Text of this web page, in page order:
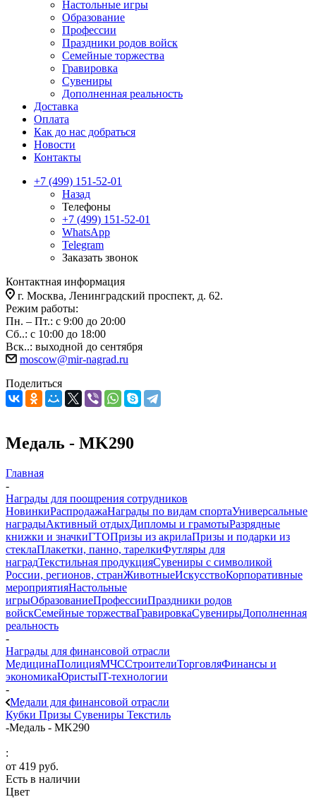
Настольные игры
Образование
Профессии
Праздники родов войск
Семейные торжества
Гравировка
Сувениры
Дополненная реальность
Доставка
Оплата
Как до нас добраться
Новости
Контакты
+7 (499) 151-52-01
Назад
Телефоны
+7 (499) 151-52-01
WhatsApp
Telegram
Заказать звонок
Контактная информация
г. Москва, Ленинградский проспект, д. 62.
Режим работы:
Пн. – Пт.: с 9:00 до 20:00
Сб..: с 10:00 до 18:00
Вск..: выходной до сентября
moscow@mir-nagrad.ru
Поделиться
Медаль - MK290
Главная
-
Награды для поощрения сотрудников
НовинкиРаспродажаНаграды по видам спортаУниверсальные
наградыАктивный отдыхДипломы и грамотыРазрядные
книжки и значкиГТОПризы из акрилаПризы и подарки из
стеклаПлакетки, панно, тарелкиФутляры для
наградТекстильная продукцияСувениры с символикой
России, регионов, странЖивотныеИскусствоКорпоративные
мероприятияНастольные
игрыОбразованиеПрофессииПраздники родов
войскСемейные торжестваГравировкаСувенирыДополненная
реальность
-
Награды для финансовой отрасли
МедицинаПолицияМЧССтроителиТорговляФинансы и
экономикаЮристыIT-технологии
-
Медали для финансовой отрасли
Кубки Призы Сувениры Текстиль
-Медаль - MK290
:
от 419 руб.
Есть в наличии
Цвет